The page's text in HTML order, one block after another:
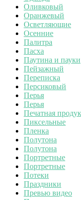
Оливковый
Оранжевый
Осветляющие
Осенние
Палитра
Пасха
Паутина и пауки
Пейзажный
Переписка
Персиковый
Перья
Перья
Печатная
Пиксельные
Пленка
Полутона
Полутона
Портретные
Портретные
Потеки
Праздники
Превью видео